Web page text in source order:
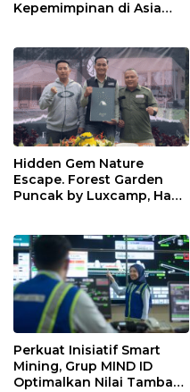
Kepemimpinan di Asia
Hidden Gem Nature
Escape. Forest Garden
Puncak by Luxcamp, Hadir
Aktivitas
Perkuat Inisiatif Smart
Mining, Grup MIND ID
Optimalkan Nilai Tambah